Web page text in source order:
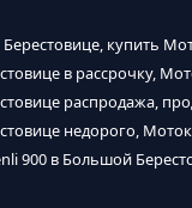
купить
в рассрочку,
распродажа,
недорого,
900 в Большой